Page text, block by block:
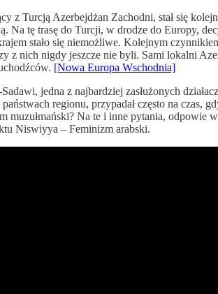
z Turcją Azerbejdżan Zachodni, stał się
Na tę trasę do Turcji, w drodze do Europy,
stało się niemożliwe. Kolejnym
z nich nigdy jeszcze nie byli. Sami lokalni
[Nowa Europa Wschodnia]
Sadawi, jedna z najbardziej zasłużonych
regionu, przypadał często na czas,
muzułmański? Na te i inne pytania,
Niswiyya – Feminizm arabski.